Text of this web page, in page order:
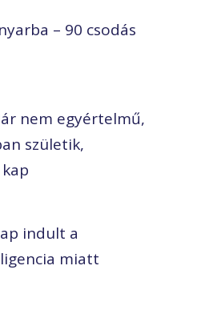
– 90 csodás
nem egyértelmű,
születik,
indult a
miatt